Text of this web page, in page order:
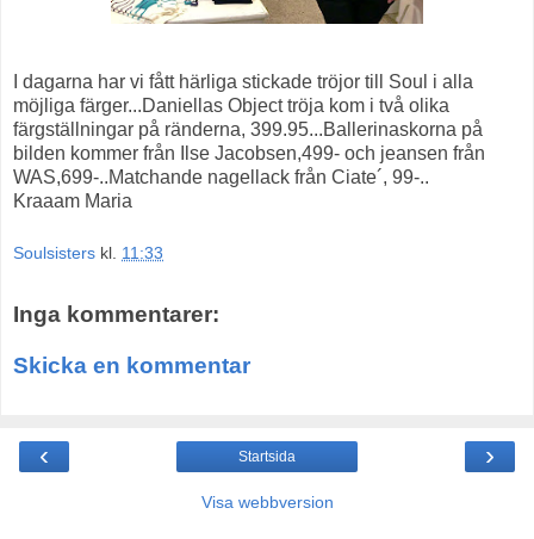
I dagarna har vi fått härliga stickade tröjor till Soul i alla
möjliga färger...Daniellas Object tröja kom i två olika
färgställningar på ränderna, 399.95...Ballerinaskorna på
bilden kommer från Ilse Jacobsen,499- och jeansen från
WAS,699-..Matchande nagellack från Ciate´, 99-..
Kraaam Maria
Soulsisters kl. 11:33
Inga kommentarer:
Skicka en kommentar
‹ ›
Startsida
Visa webbversion